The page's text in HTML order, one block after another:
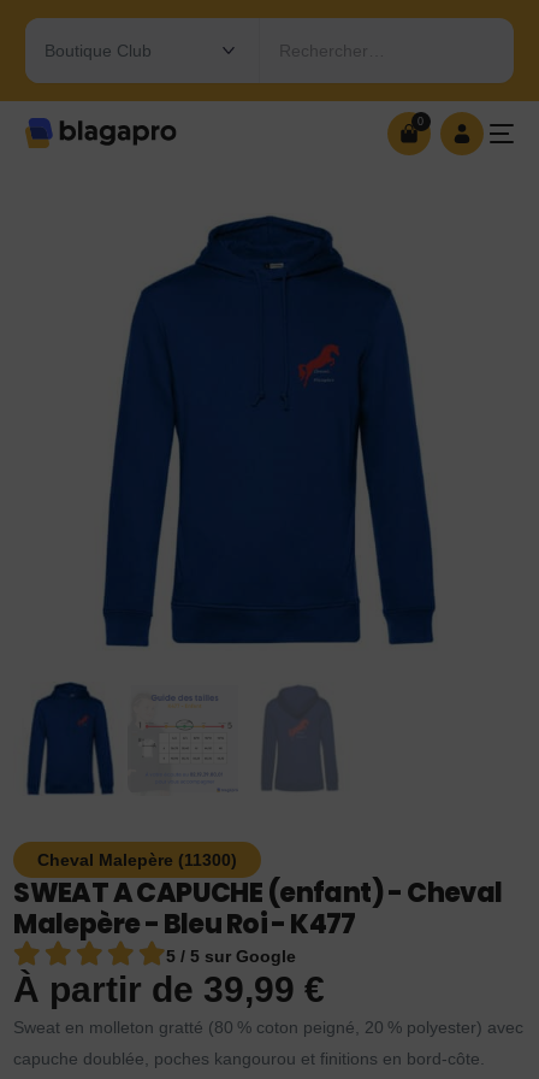
Rechercher…
0
Cheval Malepère (11300)
SWEAT A CAPUCHE (enfant) - Cheval
Malepère - Bleu Roi - K477
5 / 5 sur Google
À partir de 39,99€
Sweat en molleton gratté (80 % coton peigné, 20 % polyester) avec
capuche doublée, poches kangourou et finitions en bord-côte.